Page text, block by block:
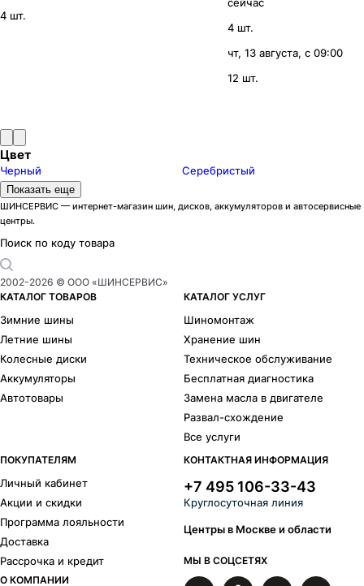
4 шт.
4 шт.
чт, 13 августа, с 09:00
12 шт.
Цвет
Черный Серебристый
Модели дисков КиК
Адамар-Оригинал 1
Адамар
Акцент-Оригинал 9
Акцент
Аламида
2
Алгама 2
Арнар-Оригинал
Арнар 24
Атакама-Оригинал
Атлас-Оригинал
Аттика
1
Авиор
26
Айона 17
Айсберг
Backfire- Оригинал
Backfire 7
Показать еще
ШИНСЕРВИС — интернет-магазин шин, дисков, аккумуляторов и автосервисные
центры.
Поиск по коду товара
2002-2026 © ООО «ШИНСЕРВИС»
КАТАЛОГ ТОВАРОВ
Зимние шины
Летние шины
Колесные диски
Аккумуляторы
Автотовары
КАТАЛОГ УСЛУГ
Шиномонтаж
Хранение шин
Техническое обслуживание
Бесплатная диагностика
Замена масла в двигателе
Развал-схождение
Все услуги
ПОКУПАТЕЛЯМ
Личный кабинет
Акции и скидки
Программа лояльности
Доставка
Рассрочка и кредит
О КОМПАНИИ
КОНТАКТНАЯ ИНФОРМАЦИЯ
+7 495 106-33-43
Круглосуточная линия
Центры в Москве и области
МЫ В СОЦСЕТЯХ